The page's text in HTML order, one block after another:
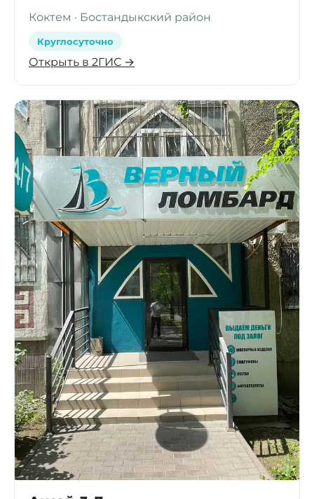
Коктем · Бостандыкский район
Круглосуточно
Открыть в 2ГИС →